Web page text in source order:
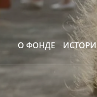
О ФОНДЕ